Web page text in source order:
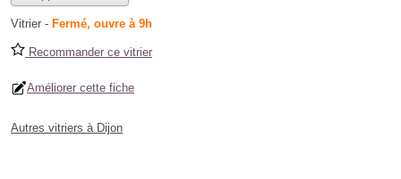
Vitrier - Fermé, ouvre à 9h
Recommander ce vitrier
Améliorer cette fiche
Autres vitriers à Dijon